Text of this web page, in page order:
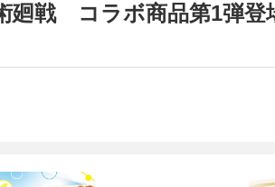
廻戦 コラボ商品第1弾